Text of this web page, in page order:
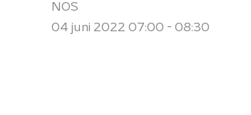
NOS
04 juni 2022 07:00 - 08:30